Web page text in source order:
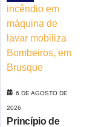
6 DE AGOSTO DE
2026
Princípio de